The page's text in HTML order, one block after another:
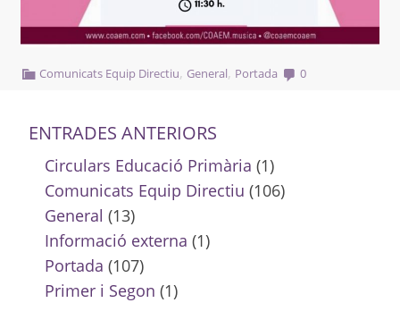
Comunicats Equip Directiu, General, Portada 0
ENTRADES ANTERIORS
Circulars Educació Primària (1)
Comunicats Equip Directiu (106)
General (13)
Informació externa (1)
Portada (107)
Primer i Segon (1)